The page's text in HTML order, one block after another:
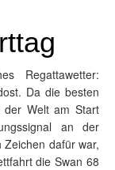
Regattawetter:
Da die besten
der Welt am Start
an der
dafür war,
die Swan 68